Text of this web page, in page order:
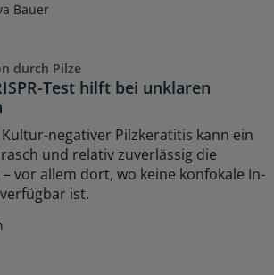
Bauer
durch Pilze
Test hilft bei unklaren
negativer Pilzkeratitis kann ein
und relativ zuverlässig die
vor allem dort, wo keine konfokale In-
ist.